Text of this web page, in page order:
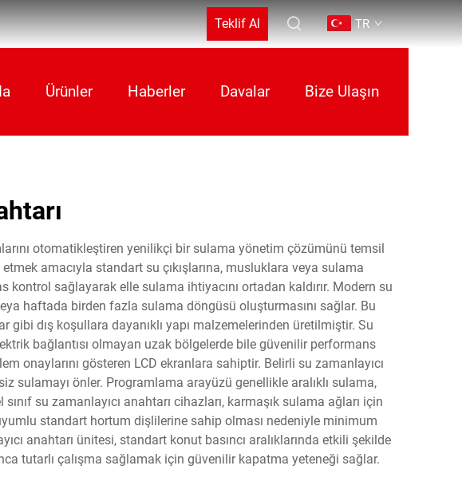
Teklif Al TR
Ürünler Haberler Davalar Bize Ulaşın
otomatikleştiren yenilikçi bir sulama yönetim çözümünü temsil
amacıyla standart su çıkışlarına, musluklara veya sulama
kontrol sağlayarak elle sulama ihtiyacını ortadan kaldırır. Modern su
haftada birden fazla sulama döngüsü oluşturmasını sağlar. Bu
dış koşullara dayanıklı yapı malzemelerinden üretilmiştir. Su
bağlantısı olmayan uzak bölgelerde bile güvenilir performans
onaylarını gösteren LCD ekranlara sahiptir. Belirli su zamanlayıcı
sulamayı önler. Programlama arayüzü genellikle aralıklı sulama,
su zamanlayıcı anahtarı cihazları, karmaşık sulama ağları için
standart hortum dişlilerine sahip olması nedeniyle minimum
anahtarı ünitesi, standart konut basıncı aralıklarında etkili şekilde
tutarlı çalışma sağlamak için güvenilir kapatma yeteneği sağlar.